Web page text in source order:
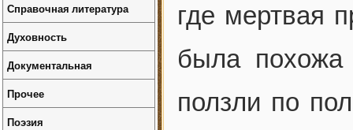
где мертвая
была похожа
ползли по
Справочная литература
Духовность
Документальная
Прочее
Поэзия